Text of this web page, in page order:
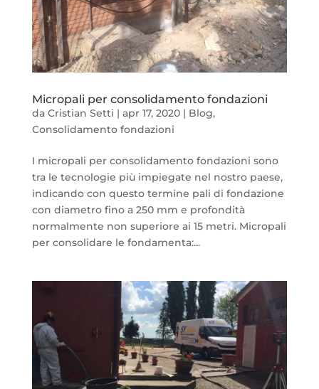
Micropali per consolidamento fondazioni
da Cristian Setti | apr 17, 2020| Blog,
Consolidamento fondazioni
I micropali per consolidamento fondazioni sono
tra le tecnologie più impiegate nel nostro paese,
indicando con questo termine pali di fondazione
con diametro fino a 250 mm e profondità
normalmente non superiore ai 15 metri. Micropali
per consolidare le fondamenta:...